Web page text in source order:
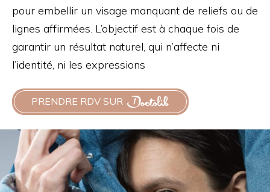
pour embellir un visage manquant de reliefs ou de
lignes affirmées. L’objectif est à chaque fois de
garantir un résultat naturel, qui n’affecte ni
l’identité, ni les expressions
PRENDRE RDV SUR